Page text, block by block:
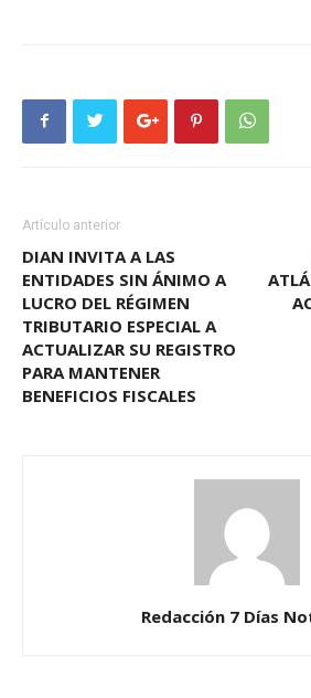
Artículo anterior
DIAN INVITA A LAS
ENTIDADES SIN ÁNIMO A
LUCRO DEL RÉGIMEN
TRIBUTARIO ESPECIAL A
ACTUALIZAR SU REGISTRO
PARA MANTENER
BENEFICIOS FISCALES
Redacción 7 Días